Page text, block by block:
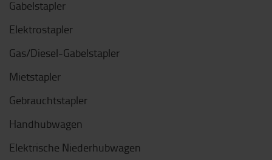
Gabelstapler
Elektrostapler
Gas/Diesel-Gabelstapler
Mietstapler
Gebrauchtstapler
Handhubwagen
Elektrische Niederhubwagen